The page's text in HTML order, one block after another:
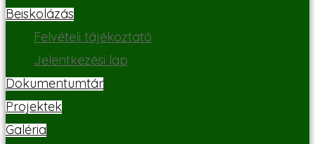
Beiskolázás
Felvételi tájékoztató
Jelentkezési lap
Dokumentumtár
Projektek
Galéria